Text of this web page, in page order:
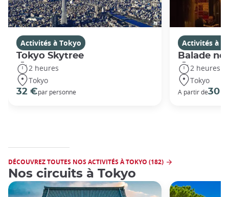
Activités à Tokyo
Tokyo Skytree
2 heures
Tokyo
32 €par personne
Activités à
Balade
2 heures
Tokyo
A partir de30
DÉCOUVREZ TOUTES NOS ACTIVITÉS À TOKYO (182)
Nos circuits à Tokyo